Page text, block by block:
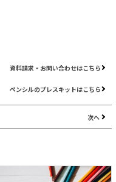
資料請求・お問い合わせはこちら
ペンシルのプレスキットはこちら
次へ